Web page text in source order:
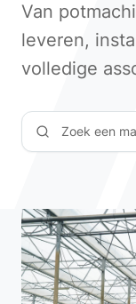
Van
leveren,
volledige